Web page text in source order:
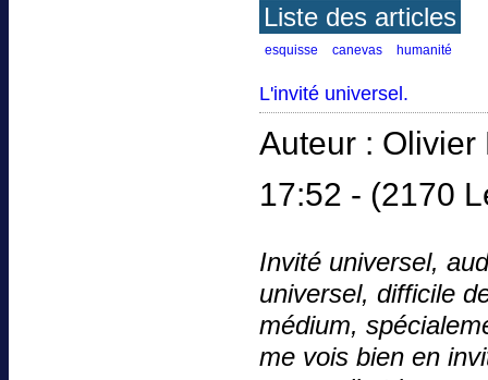
Liste des articles
esquisse canevas humanité
L'invité universel.
Auteur :
17:52 - (2170
Invité universel,
universel, difficile
médium,
me vois bien en